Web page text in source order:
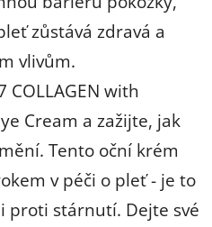
zůstává zdravá a
vlivům.
COLLAGEN with
Cream a zažijte, jak
Tento oční krém
v péči o pleť - je to
proti stárnutí. Dejte své